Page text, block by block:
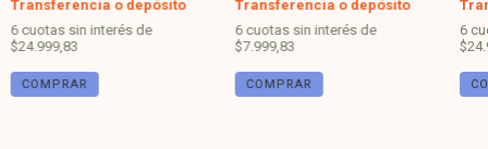
Transferencia o depósito
6 cuotas sin interés de
$24.999,83
Transferencia o depósito
6 cuotas sin interés de
$7.999,83
6